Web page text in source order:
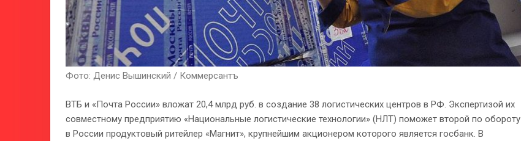
Фото: Денис Вышинский / Коммерсантъ
ВТБ и «Почта России» вложат 20,4 млрд руб. в создание 38 логистических центров в РФ. Экспертизой их
совместному предприятию «Национальные логистические технологии» (НЛТ) поможет второй по обороту
в России продуктовый ритейлер «Магнит», крупнейшим акционером которого является госбанк. В